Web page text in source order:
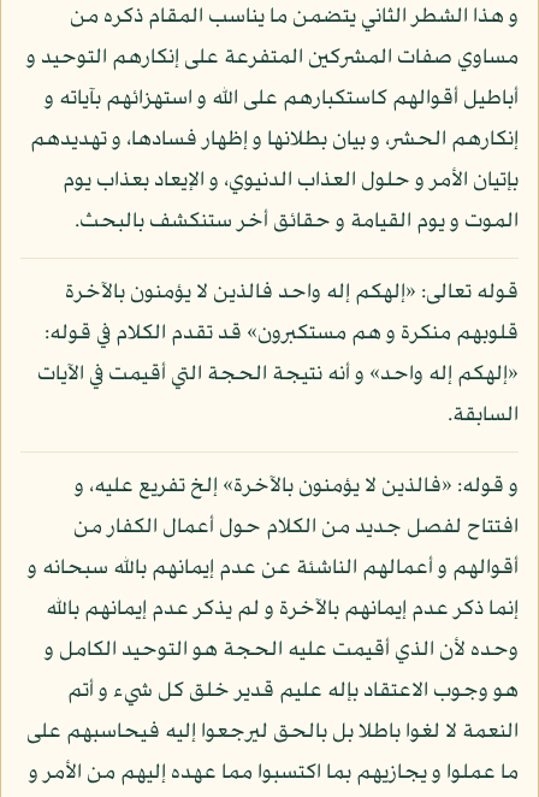
و هذا الشطر الثاني يتضمن ما يناسب المقام ذكره من
مساوي صفات المشركين المتفرعة على إنكارهم التوحيد و
أباطيل أقوالهم كاستكبارهم على الله و استهزائهم بآياته و
إنكارهم الحشر، و بيان بطلانها و إظهار فسادها، و تهديدهم
بإتيان الأمر و حلول العذاب الدنيوي، و الإيعاد بعذاب يوم
الموت و يوم القيامة و حقائق أخر ستنكشف بالبحث.
قوله تعالى: «إلهكم إله واحد فالذين لا يؤمنون بالآخرة
قلوبهم منكرة و هم مستكبرون» قد تقدم الكلام في قوله:
«إلهكم إله واحد» و أنه نتيجة الحجة التي أقيمت في الآيات
السابقة.
و قوله: «فالذين لا يؤمنون بالآخرة» إلخ تفريع عليه، و
افتتاح لفصل جديد من الكلام حول أعمال الكفار من
أقوالهم و أعمالهم الناشئة عن عدم إيمانهم بالله سبحانه و
إنما ذكر عدم إيمانهم بالآخرة و لم يذكر عدم إيمانهم بالله
وحده لأن الذي أقيمت عليه الحجة هو التوحيد الكامل و
هو وجوب الاعتقاد بإله عليم قدير خلق كل شيء و أتم
النعمة لا لغوا باطلا بل بالحق ليرجعوا إليه فيحاسبهم على
ما عملوا و يجازيهم بما اكتسبوا مما عهده إليهم من الأمر و